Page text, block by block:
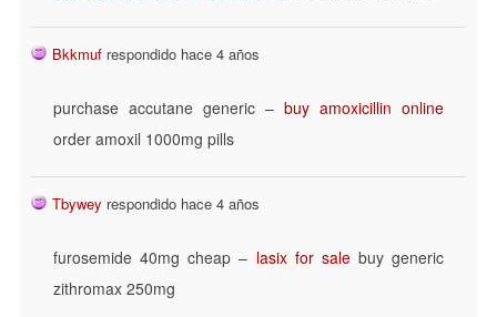
Bkkmuf respondido hace 4 años
purchase accutane generic – buy amoxicillin online
order amoxil 1000mg pills
Tbywey respondido hace 4 años
furosemide 40mg cheap – lasix for salebuy generic
zithromax 250mg